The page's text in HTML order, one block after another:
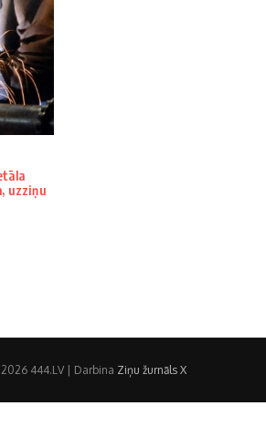
uzziņu
444.LV | Darbina Ziņu žurnāls X